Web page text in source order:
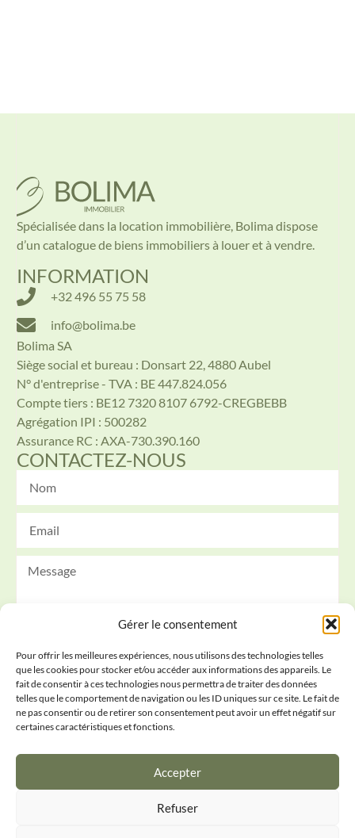
Gérer le consentement
Pour offrir les meilleures expériences, nous utilisons des technologies telles
que les cookies pour stocker et/ou accéder aux informations des appareils. Le
fait de consentir à ces technologies nous permettra de traiter des données
telles que le comportement de navigation ou les ID uniques sur ce site. Le fait de
ne pas consentir ou de retirer son consentement peut avoir un effet négatif sur
certaines caractéristiques et fonctions.
Accepter
Refuser
Spécialisée dans la location immobilière, Bolima dispose
d’un catalogue de biens immobiliers à louer et à vendre.
INFORMATION
+32 496 55 75 58
info@bolima.be
Bolima SA
Siège social et bureau : Donsart 22, 4880 Aubel
N° d'entreprise - TVA : BE 447.824.056
Compte tiers : BE12 7320 8107 6792-CREGBEBB
Agrégation IPI : 500282
Assurance RC : AXA-730.390.160
CONTACTEZ-NOUS
Envoyer
Conditions générales
Politique de confidentialité